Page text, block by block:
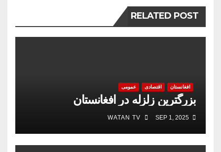
RELATED POST
افغانستان اقتصادی عمومی
بزرگترین زلزله در افغانستان